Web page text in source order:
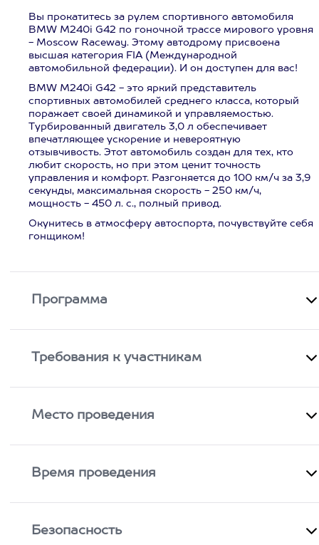
Вы прокатитесь за рулем спортивного автомобиля
BMW M240i G42 по гоночной трассе мирового уровня
- Moscow Raceway. Этому автодрому присвоена
высшая категория FIA (Международной
автомобильной федерации). И он доступен для вас!
BMW M240i G42 - это яркий представитель
спортивных автомобилей среднего класса, который
поражает своей динамикой и управляемостью.
Турбированный двигатель 3,0 л обеспечивает
впечатляющее ускорение и невероятную
отзывчивость. Этот автомобиль создан для тех, кто
любит скорость, но при этом ценит точность
управления и комфорт. Разгоняется до 100 км/ч за 3,9
секунды, максимальная скорость - 250 км/ч,
мощность - 450 л. с., полный привод.
Окунитесь в атмосферу автоспорта, почувствуйте себя
гонщиком!
Программа
Требования к участникам
Место проведения
Время проведения
Безопасность